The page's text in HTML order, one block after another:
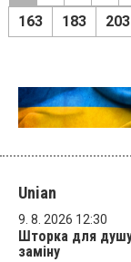
163
183 203
Unian
9. 8. 2026 12:30
Шторка для
заміну